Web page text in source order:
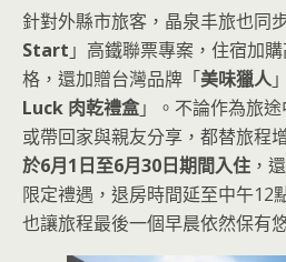
針對外縣市旅客，晶泉丰旅也同
Start 」高鐵聯票專案，住宿加
格，還加贈台灣品牌「美味獵人
Luck 肉乾禮盒」。不論作為旅途
或帶回家與親友分享，都替旅程
於6月1日至6月30日期間入住 ，
限定禮遇，退房時間延至中午12
也讓旅程最後一個早晨依然保有